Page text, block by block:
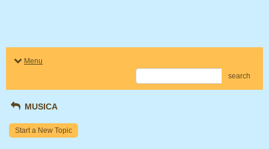
Menu
search
MUSICA
Start a New Topic